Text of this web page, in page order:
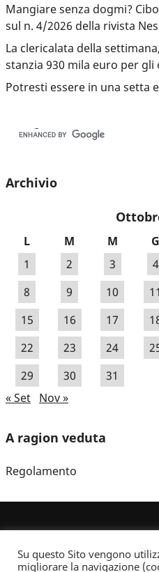
Mangiare senza dogmi?
sul n. 4/2026 della rivista
La clericalata della
stanzia 930 mila euro per
Potresti essere in una setta
Archivio
L M M G
1
2 3 4
8
9 10 11
15
16 17
22
23 24
29
30
31
« Set Nov »
A ragion veduta
Regolamento
Su questo Sito vengono
migliorare la navigazione